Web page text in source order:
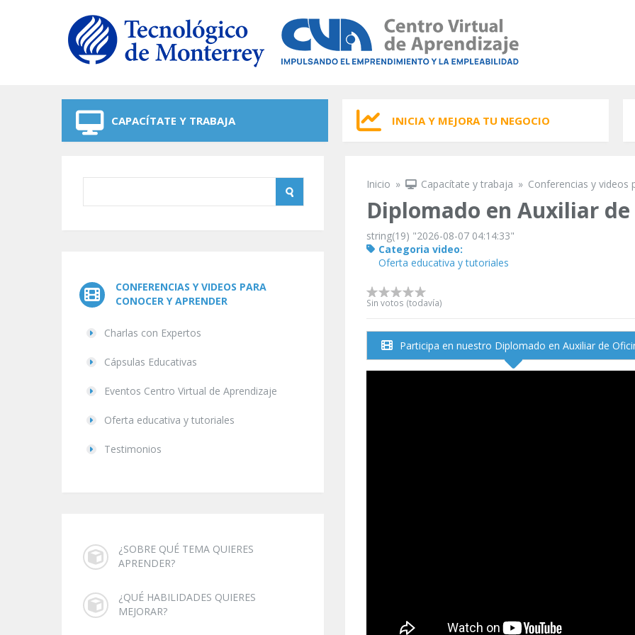
CAPACÍTATE Y TRABAJA INICIA Y MEJORA TU NEGOCIO
CONFERENCIAS Y VIDEOS PARA
CONOCER Y APRENDER
Charlas con Expertos
Cápsulas Educativas
Eventos Centro Virtual de Aprendizaje
Oferta educativa y tutoriales
Testimonios
¿SOBRE QUÉ TEMA QUIERES
APRENDER?
¿QUÉ HABILIDADES QUIERES
MEJORAR?
Se encuentra usted aquí
Inicio » Capacítate y trabaja » Conferencias y videos
Diplomado en Auxiliar
string(19) "2026-08-07 04:14:33"
Categoria video:
Oferta educativa y tutoriales
Sin votos (todavía)
Participa en nuestro Diplomado en Auxiliar de